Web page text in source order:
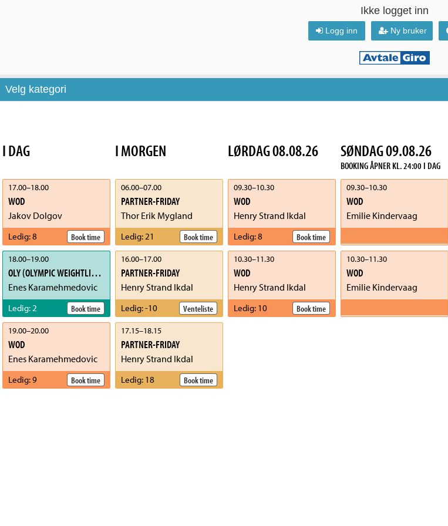
Ikke logget inn
Logg inn Ny bruker
Velg kategori
I DAG
17.00–18.00
WOD
Jakov Dolgov
Book time
Ledig:8
18.00–19.00
OLY (OLYMPIC WEIGHTLIFTING)
Enes Karamehmedovic
Book time
Ledig: 2
19.00–20.00
WOD
Enes Karamehmedovic
Book time
Ledig:9
I MORGEN
06.00–07.00
PARTNER-FRIDAY
Thor Erik Mygland
Book time
Ledig: 21
16.00–17.00
PARTNER-FRIDAY
Henry Strand Ikdal
Venteliste
Ledig:-10
17.15–18.15
PARTNER-FRIDAY
Henry Strand Ikdal
Book time
Ledig: 18
LØRDAG 08.08.26
09.30–10.30
WOD
Henry Strand Ikdal
Book time
Ledig:8
10.30–11.30
WOD
Henry Strand Ikdal
Book time
Ledig: 10
SØNDAG 09.08.26
BOOKING ÅPNER KL.24:00 I DAG
09.30–10.30
WOD
Emilie Kindervaag
10.30–11.30
WOD
Emilie Kindervaag